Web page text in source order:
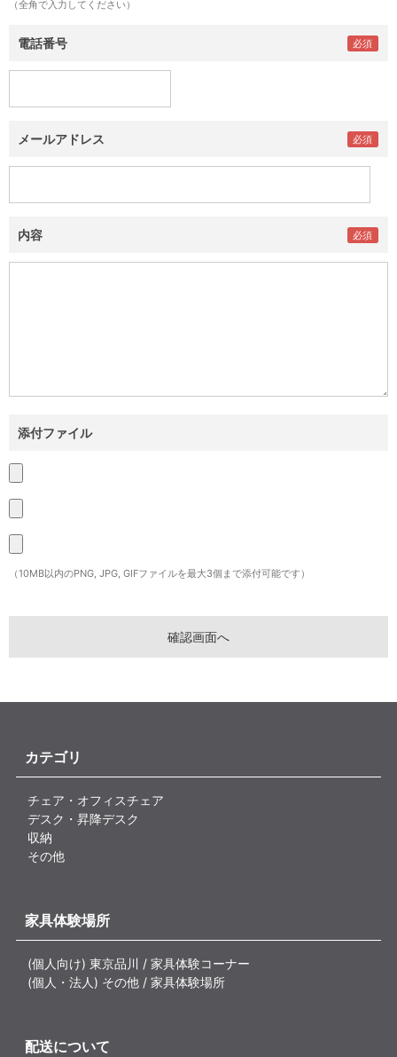
（全角で入力してください）
電話番号
メールアドレス
内容
添付ファイル
（10MB以内のPNG, JPG, GIFファイルを最大3個まで添付可能です）
カテゴリ
チェア・オフィスチェア
デスク・昇降デスク
収納
その他
家具体験場所
(個人向け) 東京品川 / 家具体験コーナー
(個人・法人) その他 / 家具体験場所
配送について